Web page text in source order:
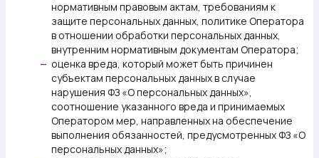
нормативным правовым актам, требованиям к
защите персональных данных, политике Оператора
в отношении обработки персональных данных,
внутренним нормативным документам Оператора;
— оценка вреда, который может быть причинен
субъектам персональных данных в случае
нарушения ФЗ «О персональных данных»,
соотношение указанного вреда и принимаемых
Оператором мер, направленных на обеспечение
выполнения обязанностей, предусмотренных ФЗ «О
персональных данных»;